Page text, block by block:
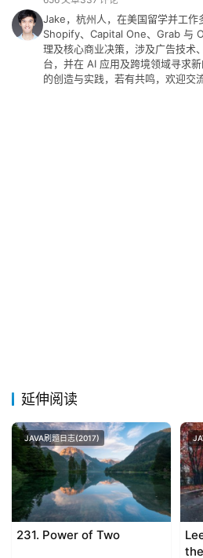
言
Jake，杭州人，在美国留学并工作
Shopify、Capital One、Grab 与
理及核心商业决策，涉及广告技术
台，并在 AI 应用及跨境领域寻求
的创造与实践，若有共鸣，欢迎交流
延伸阅读
JAVA刷题日志(2017)
231. Power of Two